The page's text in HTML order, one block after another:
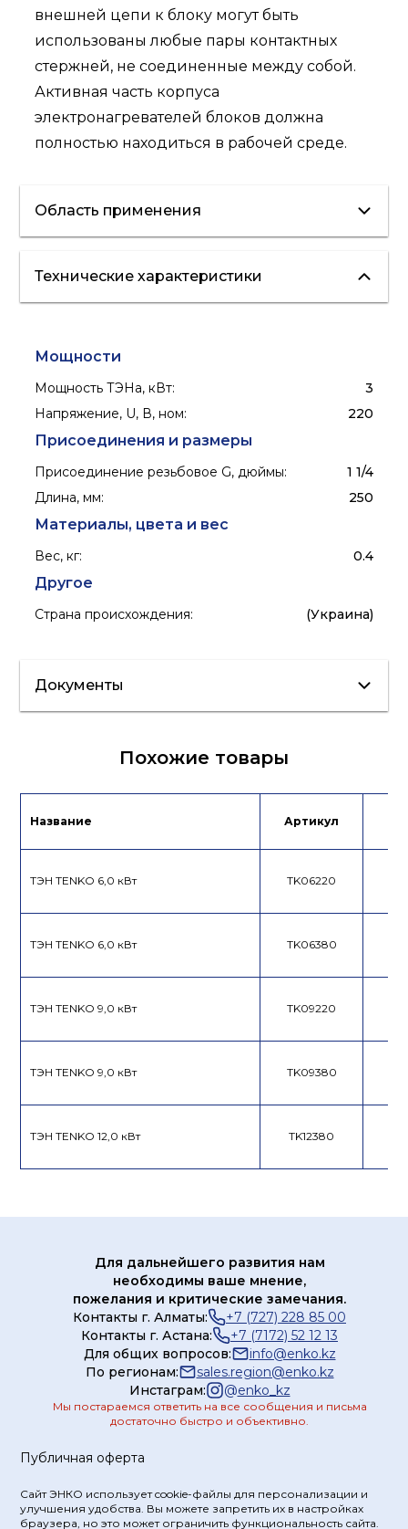
внешней цепи к блоку могут быть
использованы любые пары контактных
стержней, не соединенные между собой.
Активная часть корпуса
электронагревателей блоков должна
полностью находиться в рабочей среде.
Область применения
ГВС
Технические характеристики
Мощности
Мощность ТЭНа, кВт:
3
Напряжение, U, В, ном: 220
Присоединения и размеры
Присоединение резьбовое G, дюймы:
1 1/4
Длина, мм: 250
Материалы, цвета и вес
Вес, кг: 0.4
Другое
Страна происхождения: (Украина)
Документы
Похожие товары
Название Артикул
ТЭН TENKO 6,0 кВт TK06220
ТЭН TENKO 6,0 кВт TK06380
ТЭН TENKO 9,0 кВт TK09220
ТЭН TENKO 9,0 кВт TK09380
ТЭН TENKO 12,0 кВт TK12380
Публичная оферта
Сайт ЭНКО использует cookie-файлы для персонализации и
улучшения удобства. Вы можете запретить их в настройках
браузера, но это может ограничить функциональность сайта.
Для дальнейшего развития нам
необходимы ваше мнение,
пожелания и критические замечания.
Контакты г. Алматы:
+7 (727) 228 85 00
Контакты г. Астана:
+7 (7172) 52 12 13
Для общих вопросов:
info@enko.kz
По регионам:
sales.region@enko.kz
Инстаграм:
@enko_kz
Мы постараемся ответить на все сообщения и письма
достаточно быстро и объективно.